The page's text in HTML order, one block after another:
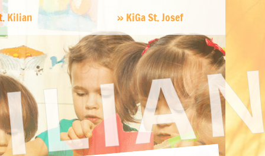
Kilian KiGa St. Josef